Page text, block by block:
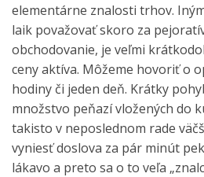
elementárne znalosti trhov.
laik považovať skoro za
obchodovanie, je veľmi
ceny aktíva. Môžeme hovoriť o
hodiny či jeden deň. Krátky
množstvo peňazí vložených do
takisto v neposlednom rade
vyniesť doslova za pár minút
lákavo a preto sa o to veľa